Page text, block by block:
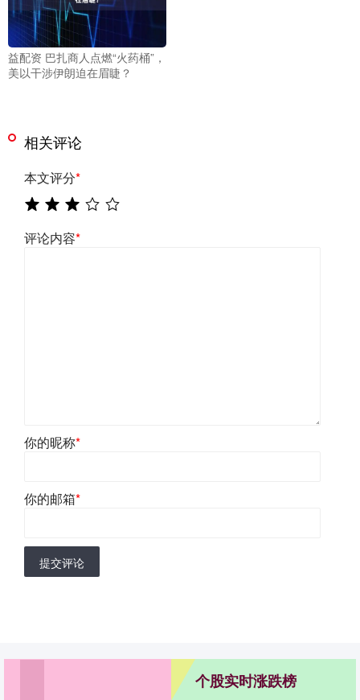
益配资 巴扎商人点燃“火药桶”，
美以干涉伊朗迫在眉睫？
相关评论
本文评分*
评论内容*
你的昵称*
你的邮箱*
提交评论
个股实时涨跌榜